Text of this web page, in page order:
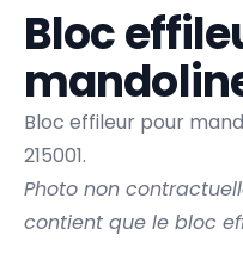
Bloc
Bloc effileur pour
215001.
Photo non
contient que le bloc